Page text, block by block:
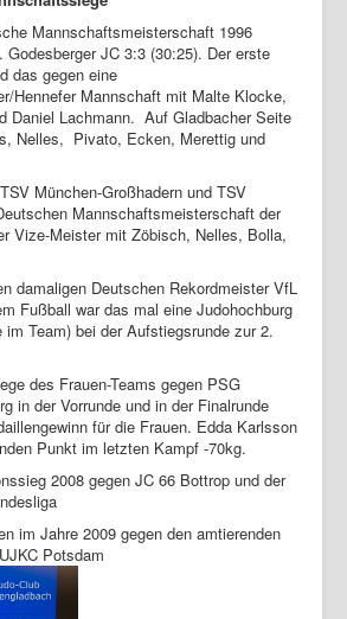
Mannschaftsmeisterschaft 1996
Godesberger JC 3:3 (30:25). Der erste
das gegen eine
Hennefer Mannschaft mit Malte Klocke,
Daniel Lachmann. Auf Gladbacher Seite
Nelles, Pivato, Ecken, Merettig und
München-Großhadern und TSV
Mannschaftsmeisterschaft der
Vize-Meister mit Zöbisch, Nelles, Bolla,
damaligen Deutschen Rekordmeister VfL
Fußball war das mal eine Judohochburg
Team) bei der Aufstiegsrunde zur 2.
des Frauen-Teams gegen PSG
in der Vorrunde und in der Finalrunde
für die Frauen. Edda Karlsson
Punkt im letzten Kampf -70kg.
2008 gegen JC 66 Bottrop und der
im Jahre 2009 gegen den amtierenden
Potsdam